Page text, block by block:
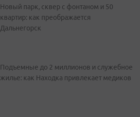
Новый парк, сквер с фонтаном и 50
квартир: как преображается
Дальнегорск
Подъемные до 2 миллионов и служебное
жилье: как Находка привлекает медиков